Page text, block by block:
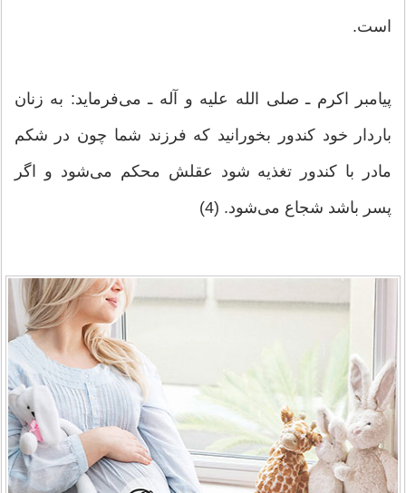
است.
پیامبر اکرم ـ صلی الله علیه و آله ـ می‌فرماید: به زنان
باردار خود کندور بخورانید که فرزند شما چون در شکم
مادر با کندور تغذیه شود عقلش محکم می‌شود و اگر
پسر باشد شجاع می‌شود. (4)